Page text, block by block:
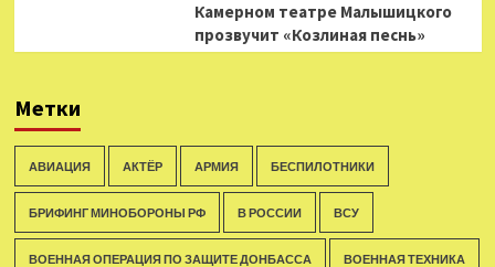
Камерном театре Малышицкого
прозвучит «Козлиная песнь»
Метки
АВИАЦИЯ АКТЁР АРМИЯ БЕСПИЛОТНИКИ
БРИФИНГ МИНОБОРОНЫ РФ В РОССИИ ВСУ
ВОЕННАЯ ОПЕРАЦИЯ ПО ЗАЩИТЕ ДОНБАССА ВОЕННАЯ ТЕХНИКА